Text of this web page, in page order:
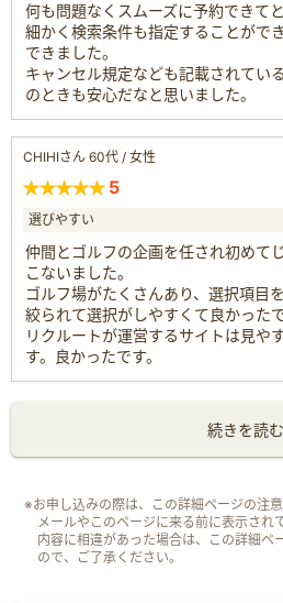
何も問題なくスムーズに予約できて
細かく検索条件も指定することがで
できました。
キャンセル規定なども記載されてい
のときも安心だなと思いました。
CHIHIさん 60代 / 女性
5
選びやすい
仲間とゴルフの企画を任され初めて
こないました。
ゴルフ場がたくさんあり、選択項目
絞られて選択がしやすくて良かったで
リクルートが運営するサイトは見や
す。良かったです。
続きを読む
※お申し込みの際は、この詳細ページの注
メールやこのページに来る前に表示され
内容に相違があった場合は、この詳細ペ
ので、ご了承ください。